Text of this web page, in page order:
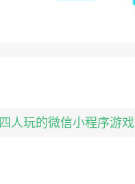
四人玩的微信小程序游戏